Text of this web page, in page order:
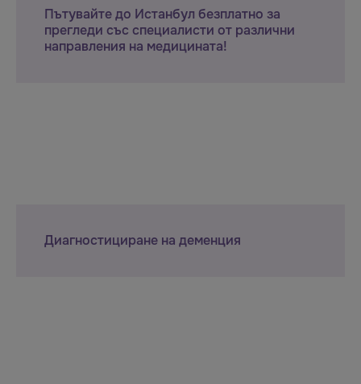
Пътувайте до Истанбул безплатно за
прегледи със специалисти от различни
направления на медицината!
Диагностициране на деменция